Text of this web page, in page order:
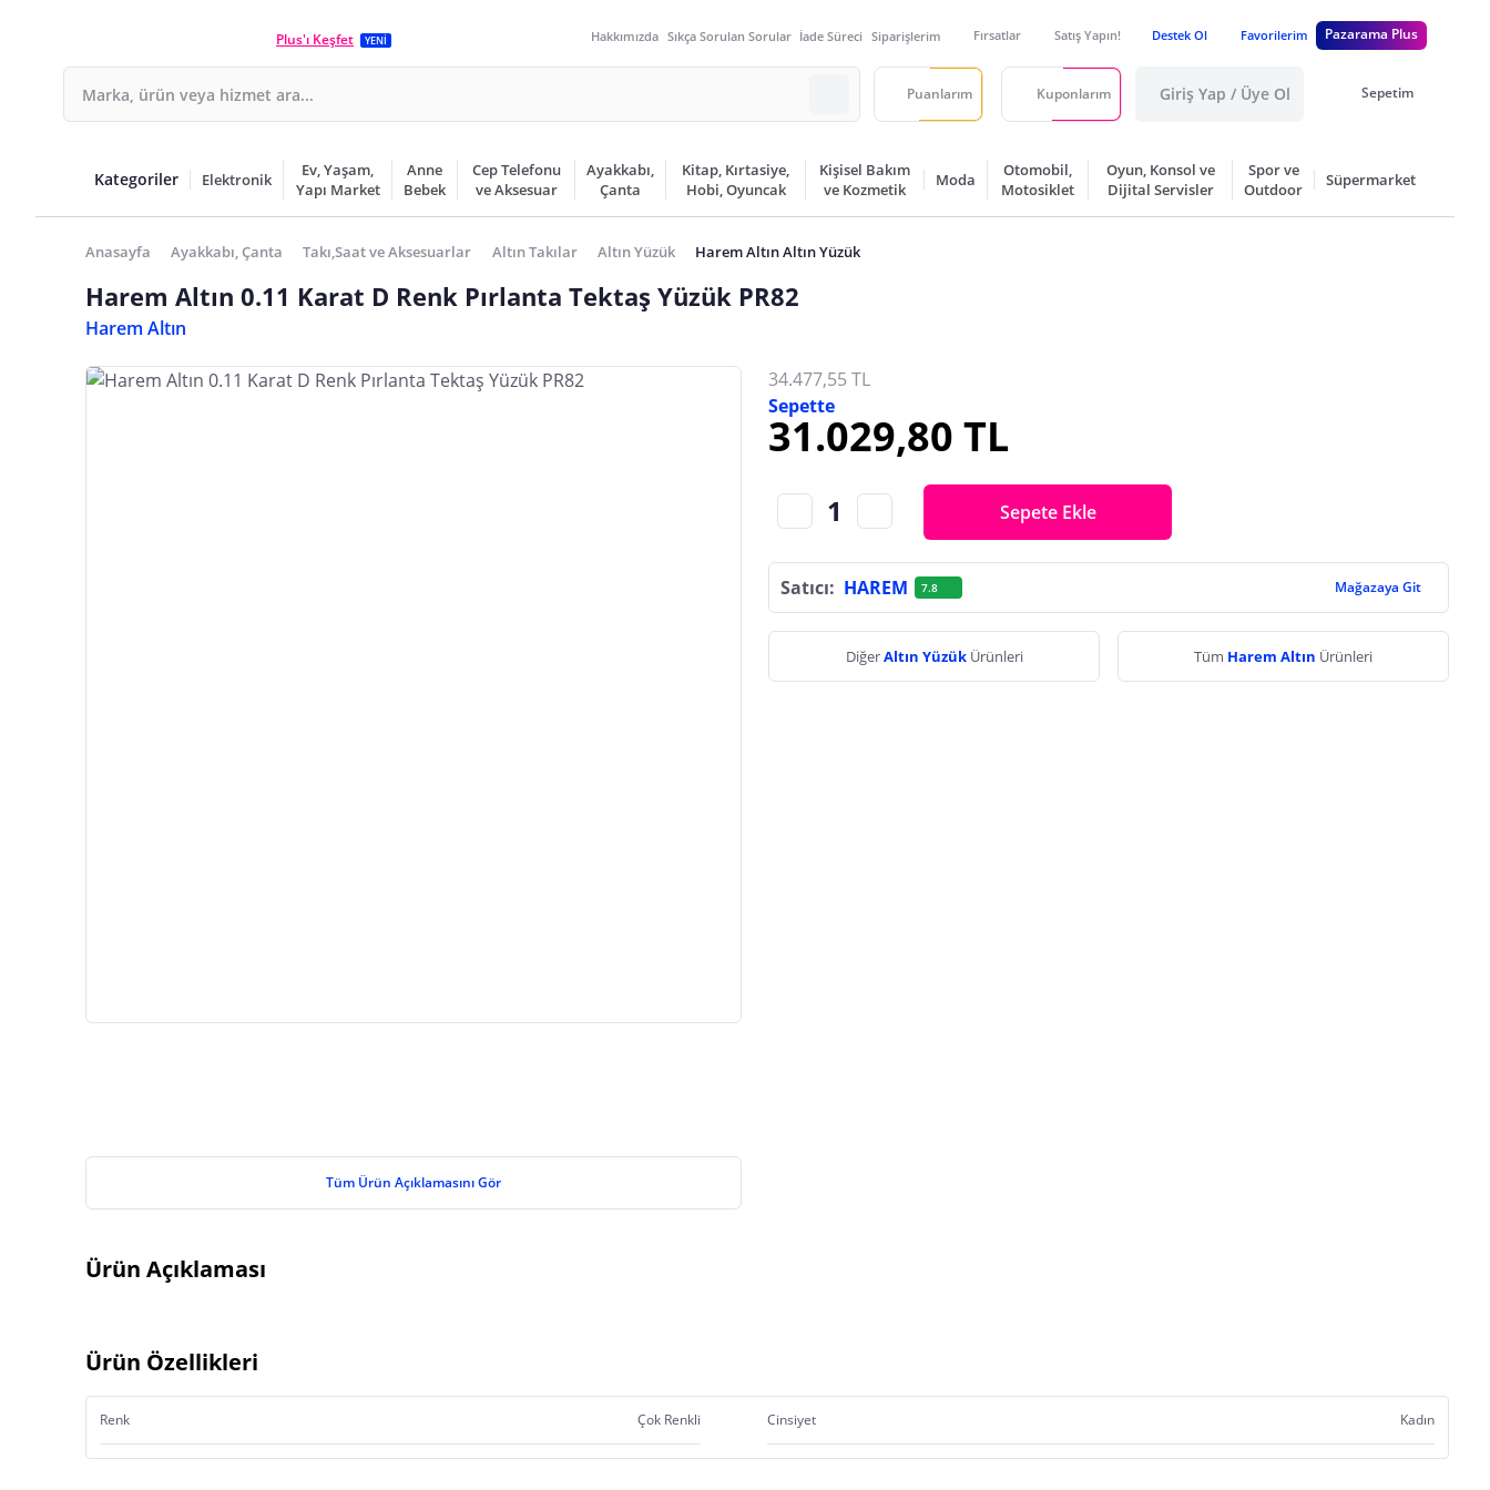
Plus'ı Keşfet YENİ Hakkımızda Sıkça Sorulan Sorular İade Süreci Siparişlerim Fırsatlar Satış Yapın! Destek Ol Favorilerim Pazarama Plus
Puanlarım Kuponlarım Giriş Yap / Üye Ol Sepetim
Kategoriler Elektronik
Ev, Yaşam,
Yapı Market
Anne
Bebek
Cep Telefonu
ve Aksesuar
Ayakkabı,
Çanta
Kitap, Kırtasiye,
Hobi, Oyuncak
Kişisel Bakım
ve Kozmetik
Moda
Otomobil,
Motosiklet
Oyun, Konsol ve
Dijital Servisler
Spor ve
Outdoor
Süpermarket
Anasayfa Ayakkabı, Çanta Takı,Saat ve Aksesuarlar Altın Takılar Altın Yüzük Harem Altın Altın Yüzük
Harem Altın 0.11 Karat D Renk Pırlanta Tektaş Yüzük PR82
Harem Altın
Tüm Ürün Açıklamasını Gör
34.477,55 TL
Sepette
31.029,80 TL
Sepete Ekle
Satıcı: HAREM 7.8 Mağazaya Git
DiğerAltın Yüzük Ürünleri Tüm Harem Altın Ürünleri
Ürün Açıklaması
Ürün Özellikleri
Renk Çok Renkli Cinsiyet Kadın